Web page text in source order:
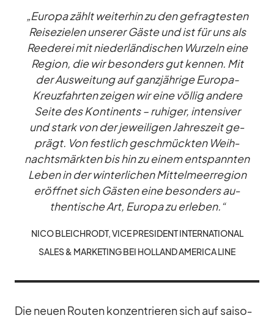
„Eu­ropa zählt wei­ter­hin zu den ge­frag­tes­ten
Rei­se­zie­len un­se­rer Gäste und ist für uns als
Ree­de­rei mit nie­der­län­di­schen Wur­zeln eine
Re­gion, die wir be­son­ders gut ken­nen. Mit
der Aus­wei­tung auf ganz­jäh­rige Eu­ropa-
Kreuz­fahr­ten zei­gen wir eine völ­lig an­dere
Seite des Kon­ti­nents – ru­hi­ger, in­ten­si­ver
und stark von der je­wei­li­gen Jah­res­zeit ge­
prägt. Von fest­lich ge­schmück­ten Weih­
nachts­märk­ten bis hin zu ei­nem ent­spann­ten
Le­ben in der win­ter­li­chen Mit­tel­meer­re­gion
er­öff­net sich Gäs­ten eine be­son­ders au­
then­ti­sche Art, Eu­ropa zu er­le­ben.“
NICO BLEICH­RODT, VICE PRE­SI­DENT IN­TER­NA­TIO­NAL
SA­LES & MAR­KE­TING BEI HOL­LAND AME­RICA LINE
Die neuen Rou­ten kon­zen­trie­ren sich auf sai­so­